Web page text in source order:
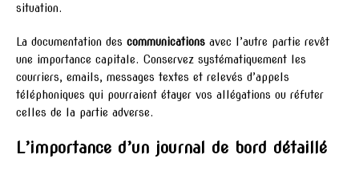
situation.
La documentation des communications avec l’autre partie revêt
une importance capitale. Conservez systématiquement les
courriers, emails, messages textes et relevés d’appels
téléphoniques qui pourraient étayer vos allégations ou réfuter
celles de la partie adverse.
L’importance d’un journal de bord détaillé